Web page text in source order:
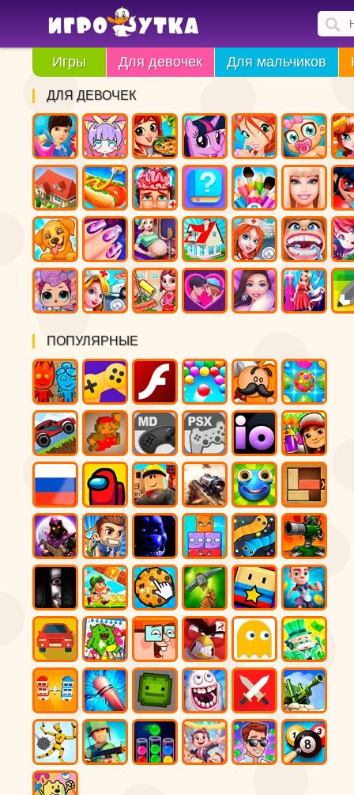
Игры Для девочек Для мальчиков
ДЛЯ ДЕВОЧЕК
ПОПУЛЯРНЫЕ